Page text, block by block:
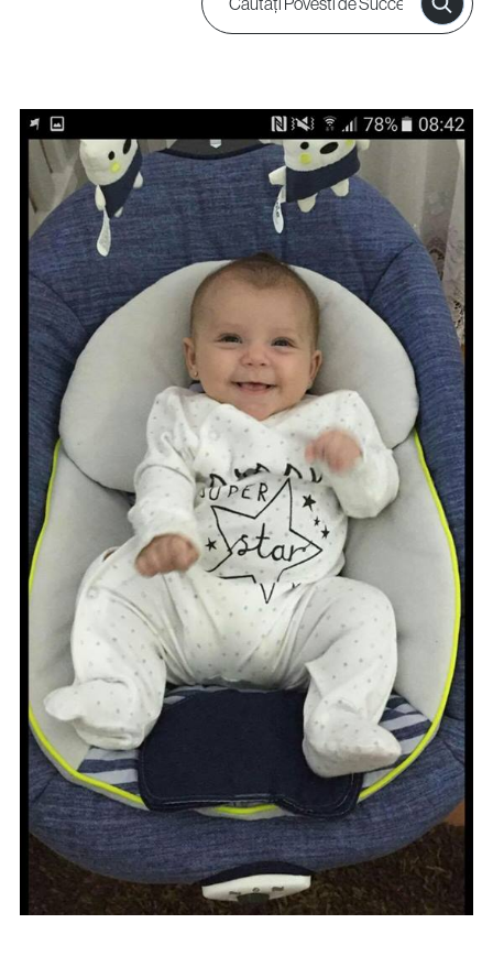
Proceduri Chirurgicale de Fertilitate
Îndepărtarea Fibromului Uterin
Îndepărtarea Chisturilor Ovariene
Repermeabilizarea Trompelor Uterine
Tratamentul Endometriozei
Întrebări?
Sună-ne
Call Center: +40 219 676sau +40 729 940 799
Luni – Vineri: 09:00 – 17:00
Email:
info@genesisathens.ro
Politica de confidențialitate Politica cookie